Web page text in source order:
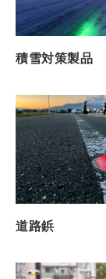
積雪対策製品
道路鋲